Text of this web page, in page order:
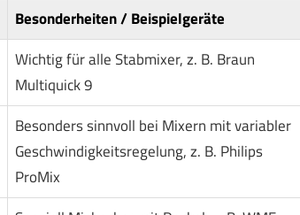
Besonderheiten / Beispielgeräte
Wichtig für alle Stabmixer, z. B. Braun
Multiquick 9
Besonders sinnvoll bei Mixern mit variabler
Geschwindigkeitsregelung, z. B. Philips
ProMix